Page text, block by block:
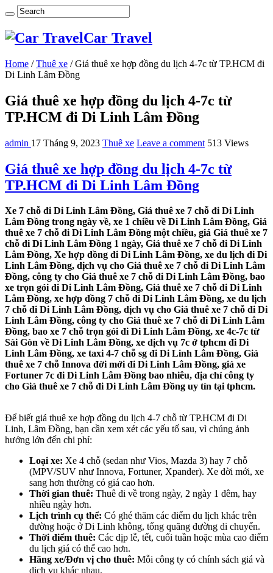
Car Travel
Home / Thuê xe / Giá thuê xe hợp đồng du lịch 4-7c từ TP.HCM đi
Di Linh Lâm Đồng
Giá thuê xe hợp đồng du lịch 4-7c từ
TP.HCM đi Di Linh Lâm Đồng
admin 17 Tháng 9, 2023 Thuê xe Leave a comment 513 Views
Giá thuê xe hợp đồng du lịch 4-7c từ
TP.HCM đi Di Linh Lâm Đồng
Xe 7 chỗ đi Di Linh Lâm Đồng, Giá thuê xe 7 chỗ đi Di Linh
Lâm Đồng trong ngày về, xe 1 chiều về Di Linh Lâm Đồng, Giá
thuê xe 7 chỗ đi Di Linh Lâm Đồng một chiều, giá Giá thuê xe 7
chỗ đi Di Linh Lâm Đồng 1 ngày, Giá thuê xe 7 chỗ đi Di Linh
Lâm Đồng, Xe hợp đồng đi Di Linh Lâm Đồng, xe du lịch đi Di
Linh Lâm Đồng, dịch vụ cho Giá thuê xe 7 chỗ đi Di Linh Lâm
Đồng, công ty cho Giá thuê xe 7 chỗ đi Di Linh Lâm Đồng, bao
xe trọn gói đi Di Linh Lâm Đồng, Giá thuê xe 7 chỗ đi Di Linh
Lâm Đồng, xe hợp đồng 7 chỗ đi Di Linh Lâm Đồng, xe du lịch
7 chỗ đi Di Linh Lâm Đồng, dịch vụ cho Giá thuê xe 7 chỗ đi Di
Linh Lâm Đồng, công ty cho Giá thuê xe 7 chỗ đi Di Linh Lâm
Đồng, bao xe 7 chỗ trọn gói đi Di Linh Lâm Đồng, xe 4c-7c từ
Sài Gòn về Di Linh Lâm Đồng, xe dịch vụ 7c ở tphcm đi Di
Linh Lâm Đồng, xe taxi 4-7 chỗ sg đi Di Linh Lâm Đồng, Giá
thuê xe 7 chỗ Innova đời mới đi Di Linh Lâm Đồng, giá xe
Fortuner 7c đi Di Linh Lâm Đồng bao nhiêu, địa chỉ công ty
cho Giá thuê xe 7 chỗ đi Di Linh Lâm Đồng uy tín tại tphcm.
Để biết giá thuê xe hợp đồng du lịch 4-7 chỗ từ TP.HCM đi Di
Linh, Lâm Đồng, bạn cần xem xét các yếu tố sau, vì chúng ảnh
hưởng lớn đến chi phí:
Loại xe: Xe 4 chỗ (sedan như Vios, Mazda 3) hay 7 chỗ
(MPV/SUV như Innova, Fortuner, Xpander). Xe đời mới, xe
sang hơn thường có giá cao hơn.
Thời gian thuê: Thuê đi về trong ngày, 2 ngày 1 đêm, hay
nhiều ngày hơn.
Lịch trình cụ thể: Có ghé thăm các điểm du lịch khác trên
đường hoặc ở Di Linh không, tổng quãng đường di chuyển.
Thời điểm thuê: Các dịp lễ, tết, cuối tuần hoặc mùa cao điểm
du lịch giá có thể cao hơn.
Hãng xe/Đơn vị cho thuê: Mỗi công ty có chính sách giá và
dịch vụ khác nhau.